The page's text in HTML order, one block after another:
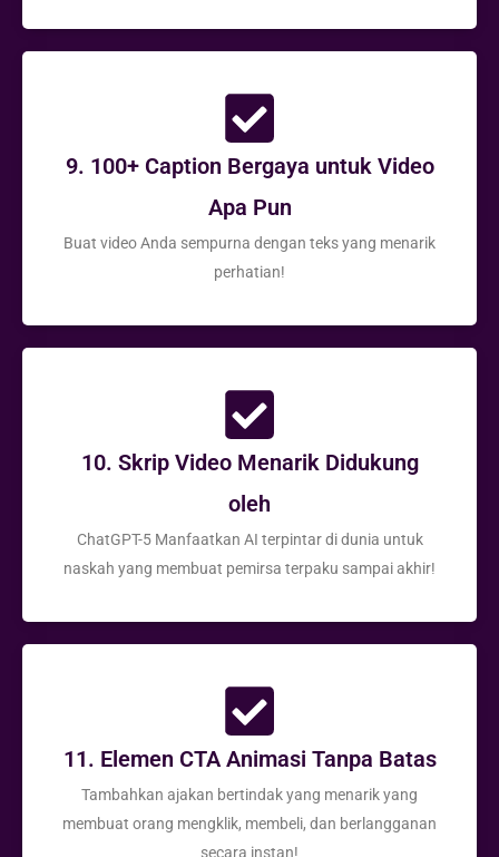
9. 100+ Caption Bergaya untuk Video
Apa Pun
Buat video Anda sempurna dengan teks yang menarik
perhatian!
10. Skrip Video Menarik Didukung
oleh
ChatGPT-5 Manfaatkan AI terpintar di dunia untuk
naskah yang membuat pemirsa terpaku sampai akhir!
11. Elemen CTA Animasi Tanpa Batas
Tambahkan ajakan bertindak yang menarik yang
membuat orang mengklik, membeli, dan berlangganan
secara instan!